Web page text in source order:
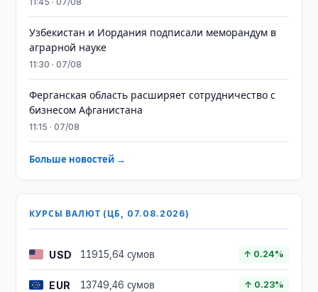
Узбекистан и Иордания подписали меморандум в
аграрной науке
11:30 · 07/08
Ферганская область расширяет сотрудничество с
бизнесом Афганистана
11:15 · 07/08
Больше новостей →
КУРСЫ ВАЛЮТ (ЦБ, 07.08.2026)
USD 11915,64 сумов ↑ 0.24%
EUR 13749,46 сумов ↑ 0.23%